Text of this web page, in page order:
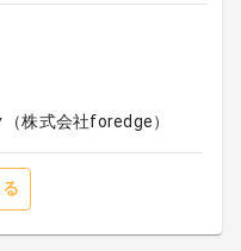
株式会社foredge）